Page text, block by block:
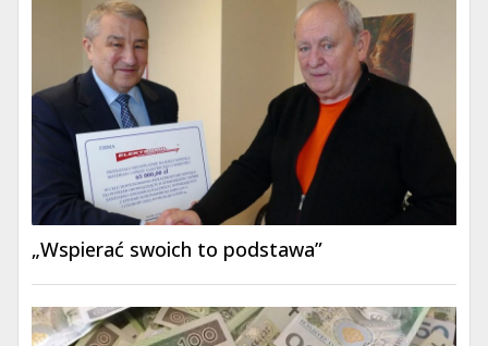
„Wspierać swoich to podstawa”